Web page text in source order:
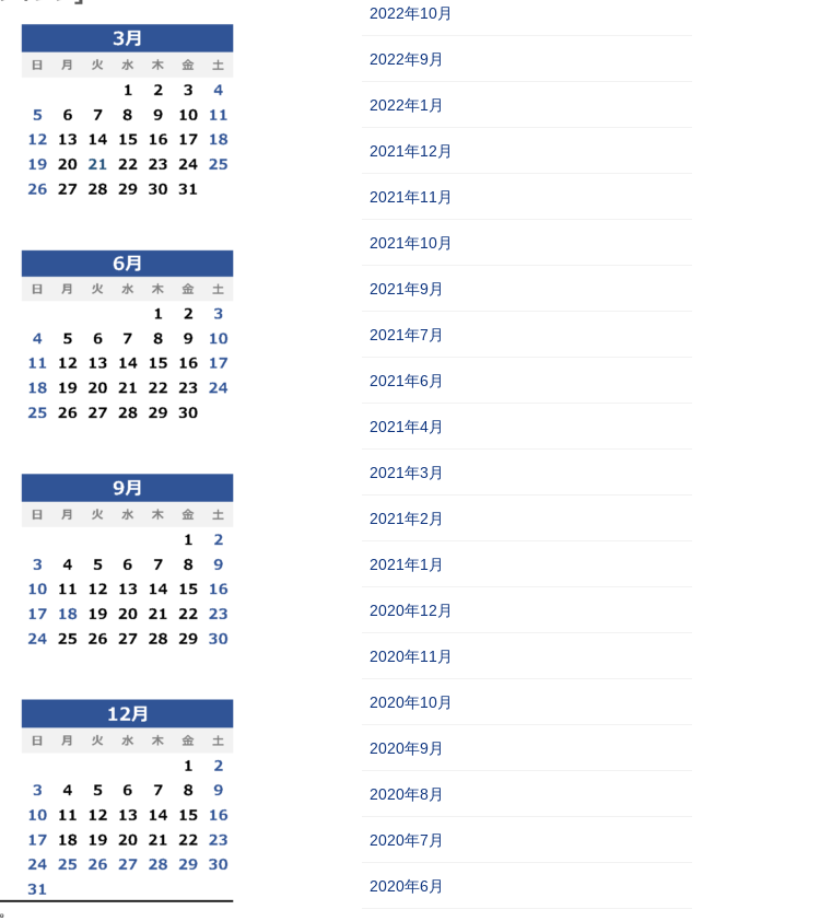
2022年10月
2022年9月
2022年1月
2021年12月
2021年11月
2021年10月
2021年9月
2021年7月
2021年6月
2021年4月
2021年3月
2021年2月
2021年1月
2020年12月
2020年11月
2020年10月
2020年9月
2020年8月
2020年7月
2020年6月